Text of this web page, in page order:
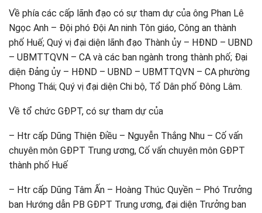
Về phía các cấp lãnh đạo có sự tham dự của ông Phan Lê
Ngọc Anh – Đội phó Đội An ninh Tôn giáo, Công an thành
phố Huế; Quý vị đại diện lãnh đạo Thành ủy – HĐND – UBND
– UBMTTQVN – CA và các ban ngành trong thành phố; Đại
diện Đảng ủy – HĐND – UBND – UBMTTQVN – CA phường
Phong Thái; Quý vị đại diện Chi bộ, Tổ Dân phố Đông Lâm.
Về tổ chức GĐPT, có sự tham dự của
– Htr cấp Dũng Thiện Điều – Nguyễn Thắng Nhu – Cố vấn
chuyên môn GĐPT Trung ương, Cố vấn chuyên môn GĐPT
thành phố Huế
– Htr cấp Dũng Tâm Ấn – Hoàng Thúc Quyền – Phó Trưởng
ban Hướng dẫn PB GĐPT Trung ương, đại diện Trưởng ban